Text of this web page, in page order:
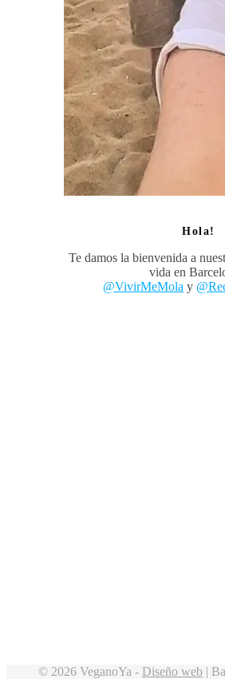
Hola!
Te damos la bienvenida a
vida en
@VivirMeMola y
© 2026 VeganoYa - Diseño web |